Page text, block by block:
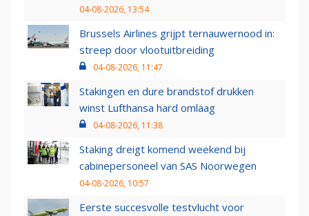
04-08-2026, 13:54
Brussels Airlines grijpt ternauwernood in:
streep door vlootuitbreiding
04-08-2026, 11:47
Stakingen en dure brandstof drukken
winst Lufthansa hard omlaag
04-08-2026, 11:38
Staking dreigt komend weekend bij
cabinepersoneel van SAS Noorwegen
04-08-2026, 10:57
Eerste succesvolle testvlucht voor